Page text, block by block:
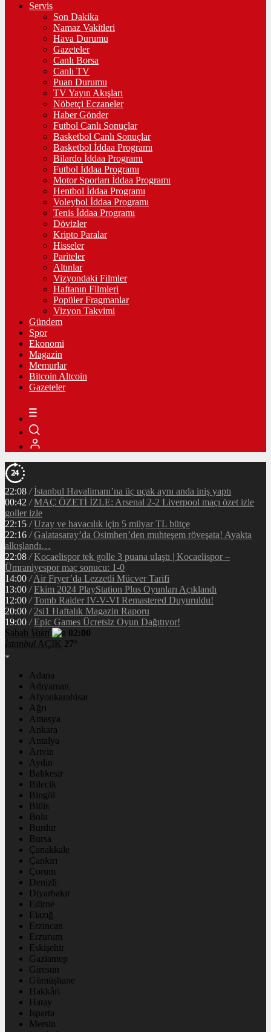
Servis
Son Dakika
Namaz Vakitleri
Hava Durumu
Gazeteler
Canlı Borsa
Canlı TV
Puan Durumu
TV Yayın Akışları
Nöbetçi Eczaneler
Haber Gönder
Futbol Canlı Sonuçlar
Basketbol Canlı Sonuçlar
Basketbol İddaa Programı
Bilardo İddaa Programı
Futbol İddaa Programı
Motor Sporları İddaa Programı
Hentbol İddaa Programı
Voleybol İddaa Programı
Tenis İddaa Programı
Dövizler
Kripto Paralar
Hisseler
Pariteler
Altınlar
Vizyondaki Filmler
Haftanın Filmleri
Popüler Fragmanlar
Vizyon Takvimi
Gündem
Spor
Ekonomi
Magazin
Memurlar
Bitcoin Altcoin
Gazeteler
22:08 / İstanbul Havalimanı’na üç uçak aynı anda iniş yaptı
00:42 / MAÇ ÖZETİ İZLE: Arsenal 2-2 Liverpool maçı özet izle
goller izle
22:15 / Uzay ve havacılık için 5 milyar TL bütçe
22:16 / Galatasaray’da Osimhen’den muhteşem röveşata! Ayakta
alkışlandı…
22:08 / Kocaelispor tek golle 3 puana ulaştı | Kocaelispor –
Ümraniyespor maç sonucu: 1-0
14:00 / Air Fryer’da Lezzetli Mücver Tarifi
13:00 / Ekim 2024 PlayStation Plus Oyunları Açıklandı
12:00 / Tomb Raider IV-V-VI Remastered Duyuruldu!
20:00 / 2si1 Haftalık Magazin Raporu
19:00 / Epic Games Ücretsiz Oyun Dağıtıyor!
Sabah Vakti
02:00
İstanbul AÇIK 27°
Adana
Adıyaman
Afyonkarahisar
Ağrı
Amasya
Ankara
Antalya
Artvin
Aydın
Balıkesir
Bilecik
Bingöl
Bitlis
Bolu
Burdur
Bursa
Çanakkale
Çankırı
Çorum
Denizli
Diyarbakır
Edirne
Elazığ
Erzincan
Erzurum
Eskişehir
Gaziantep
Giresun
Gümüşhane
Hakkâri
Hatay
Isparta
Mersin